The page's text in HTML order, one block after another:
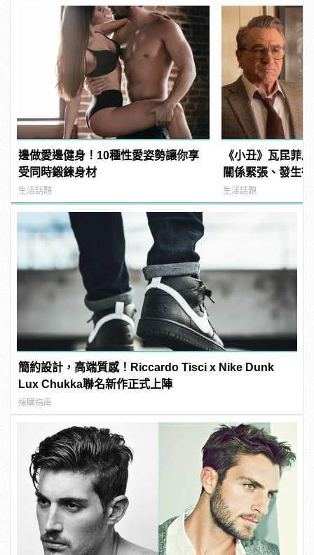
邊做愛邊健身！10種性愛姿勢讓你享
受同時鍛鍊身材
生活話題
《小丑》瓦昆菲
關係緊張、發生
戲外從不交談
生活話題
簡約設計，高端質感！Riccardo Tisci x Nike Dunk
Lux Chukka聯名新作正式上陣
採購指南